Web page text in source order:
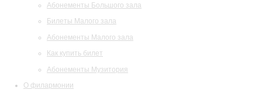
Абонементы Большого зала
Билеты Малого зала
Абонементы Малого зала
Как купить билет
Абонементы Музитория
О филармонии